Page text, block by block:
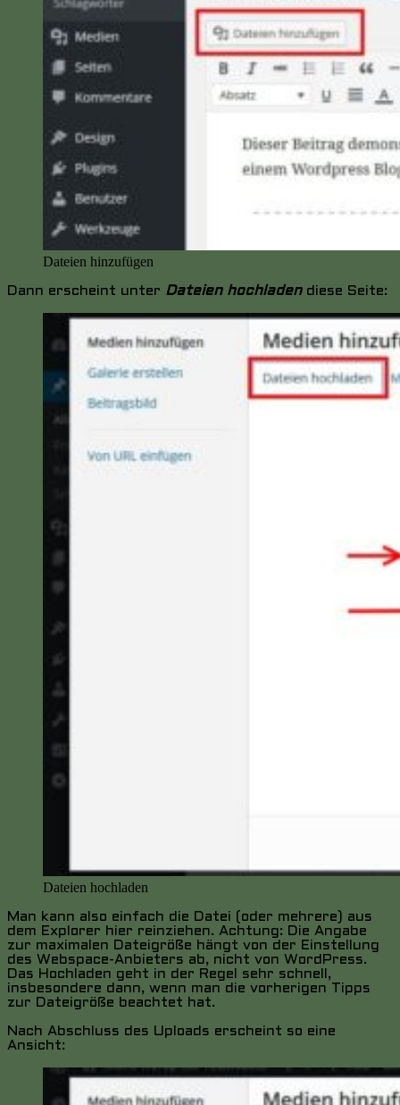
Dateien hinzufügen
Dann erscheint unter Dateien hochladendiese Seite:
Dateien hochladen
Man kann also einfach die Datei (oder mehrere) aus
dem Explorer hier reinziehen. Achtung: Die Angabe
zur maximalen Dateigröße hängt von der Einstellung
des Webspace-Anbieters ab, nicht von WordPress.
Das Hochladen geht in der Regel sehr schnell,
insbesondere dann, wenn man die vorherigen Tipps
zur Dateigröße beachtet hat.
Nach Abschluss des Uploads erscheint so eine
Ansicht: